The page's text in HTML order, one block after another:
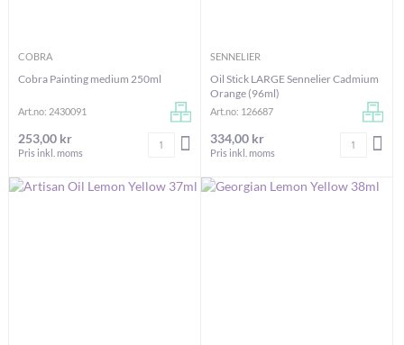
COBRA
Cobra Painting medium 250ml
Art.no: 2430091
253,00 kr
Pris inkl. moms
Antal LÄGG I VARUKORGEN
SENNELIER
Oil Stick LARGE Sennelier Cadmium
Orange (96ml)
Art.no: 126687
334,00 kr
Pris inkl. moms
Antal